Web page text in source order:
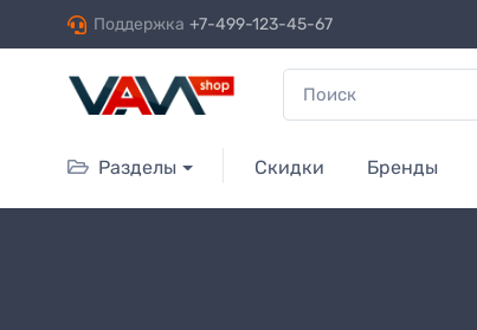
Поддержка +7-499-123-45-67
Разделы Скидки Бренды